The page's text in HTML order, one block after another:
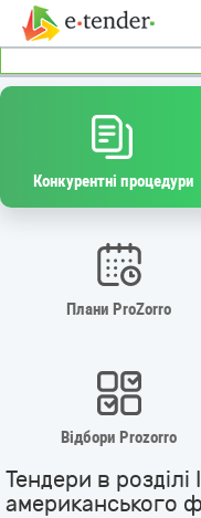
Конкурентні процедури
Плани ProZorro
Відбори Prozorro
Тендери в розділі
американського